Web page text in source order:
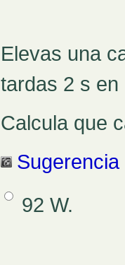
Elevas una
tardas 2 s en
Calcula que
Sugerencia
Respuestas
Opción 192 W.